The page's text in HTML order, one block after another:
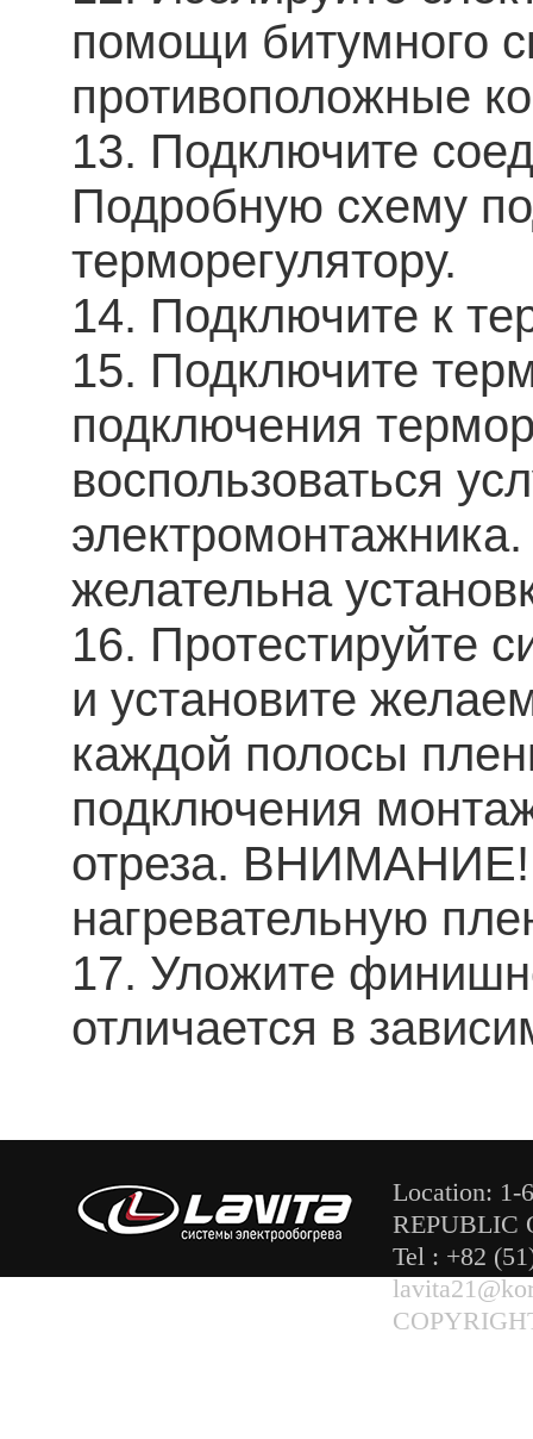
помощи битумного
противоположные
13. Подключите
Подробную схему
терморегулятору.
14. Подключите к
15. Подключите
подключения
воспользоваться
желательна
16. Протестируйте
и установите
каждой полосы
подключения
отреза. ВНИМАНИЕ!
нагревательную
17. Уложите
отличается в
Location: 1-
REPUBLIC
Tel : +82